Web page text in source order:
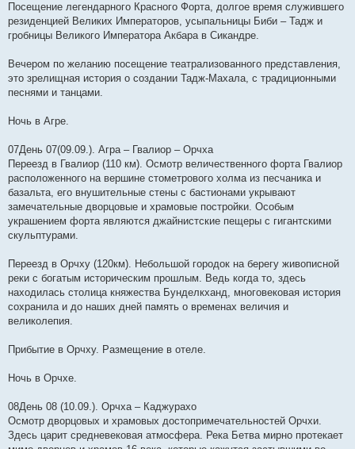
Посещение легендарного Красного Форта, долгое время служившего
резиденцией Великих Императоров, усыпальницы Биби – Тадж и
гробницы Великого Императора Акбара в Сикандре.
Вечером по желанию посещение театрализованного представления,
это зрелищная история о создании Тадж-Махала, с традиционными
песнями и танцами.
Ночь в Агре.
07День 07(09.09.). Агра – Гвалиор – Орчха
Переезд в Гвалиор (110 км). Осмотр величественного форта Гвалиор
расположенного на вершине стометрового холма из песчаника и
базальта, его внушительные стены с бастионами укрывают
замечательные дворцовые и храмовые постройки. Особым
украшением форта являются джайнистские пещеры с гигантскими
скульптурами.
Переезд в Орчху (120км). Небольшой городок на берегу живописной
реки с богатым историческим прошлым. Ведь когда то, здесь
находилась столица княжества Бунделкханд, многовековая история
сохранила и до наших дней память о временах величия и
великолепия.
Прибытие в Орчху. Размещение в отеле.
Ночь в Орчхе.
08День 08 (10.09.). Орчха – Каджурахо
Осмотр дворцовых и храмовых достопримечательностей Орчхи.
Здесь царит средневековая атмосфера. Река Бетва мирно протекает